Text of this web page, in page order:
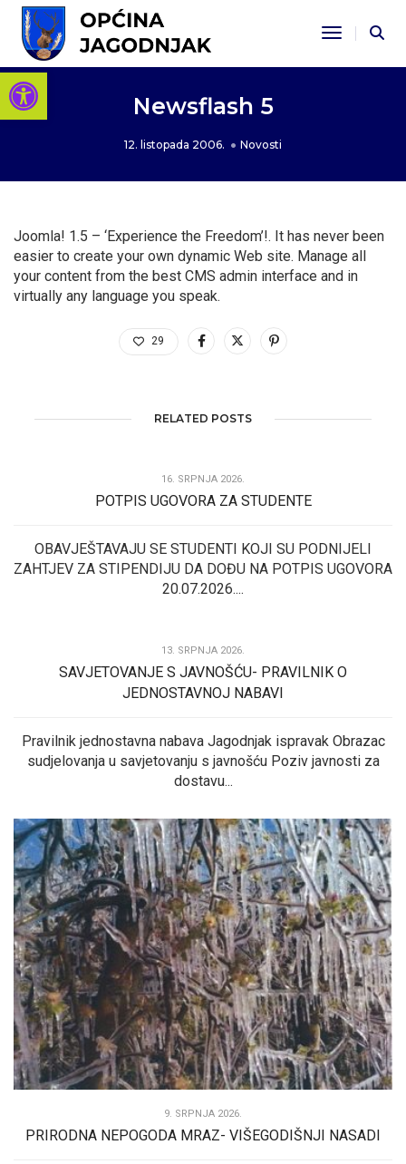
Open toolbar
Toggle
Newsflash 5
12. listopada 2006. Novosti
Joomla! 1.5 – ‘Experience the Freedom’!. It has never been
easier to create your own dynamic Web site. Manage all
your content from the best CMS admin interface and in
virtually any language you speak.
29
RELATED POSTS
16. SRPNJA 2026.
POTPIS UGOVORA ZA STUDENTE
OBAVJEŠTAVAJU SE STUDENTI KOJI SU PODNIJELI
ZAHTJEV ZA STIPENDIJU DA DOĐU NA POTPIS UGOVORA
20.07.2026....
13. SRPNJA 2026.
SAVJETOVANJE S JAVNOŠĆU- PRAVILNIK O
JEDNOSTAVNOJ NABAVI
Pravilnik jednostavna nabava Jagodnjak ispravak Obrazac
sudjelovanja u savjetovanju s javnošću Poziv javnosti za
dostavu...
9. SRPNJA 2026.
PRIRODNA NEPOGODA MRAZ- VIŠEGODIŠNJI NASADI